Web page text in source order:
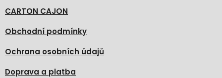
CARTON CAJON
Obchodní podmínky
Ochrana osobních údajů
Doprava a platba